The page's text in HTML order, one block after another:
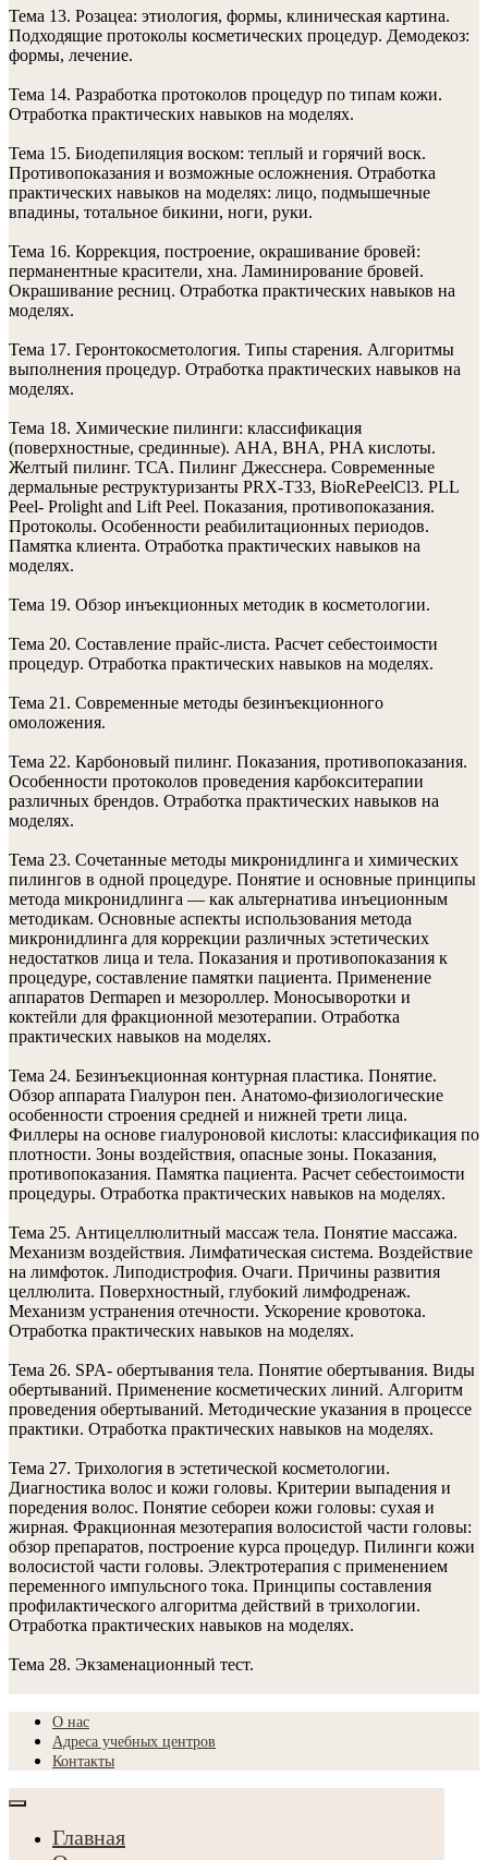
Тема 13. Розацеа: этиология, формы, клиническая картина.
Подходящие протоколы косметических процедур. Демодекоз:
формы, лечение.
Тема 14. Разработка протоколов процедур по типам кожи.
Отработка практических навыков на моделях.
Тема 15. Биодепиляция воском: теплый и горячий воск.
Противопоказания и возможные осложнения. Отработка
практических навыков на моделях: лицо, подмышечные
впадины, тотальное бикини, ноги, руки.
Тема 16. Коррекция, построение, окрашивание бровей:
перманентные красители, хна. Ламинирование бровей.
Окрашивание ресниц. Отработка практических навыков на
моделях.
Тема 17. Геронтокосметология. Типы старения. Алгоритмы
выполнения процедур. Отработка практических навыков на
моделях.
Тема 18. Химические пилинги: классификация
(поверхностные, срединные). АHA, ВHА, PHA кислоты.
Желтый пилинг. ТСА. Пилинг Джесснера. Современные
дермальные реструктуризанты PRX-T33, BioRePeelCl3. PLL
Peel- Prolight and Lift Peel. Показания, противопоказания.
Протоколы. Особенности реабилитационных периодов.
Памятка клиента. Отработка практических навыков на
моделях.
Тема 19. Обзор инъекционных методик в косметологии.
Тема 20. Составление прайс-листа. Расчет себестоимости
процедур. Отработка практических навыков на моделях.
Тема 21. Современные методы безинъекционного
омоложения.
Тема 22. Карбоновый пилинг. Показания, противопоказания.
Особенности протоколов проведения карбокситерапии
различных брендов. Отработка практических навыков на
моделях.
Тема 23. Сочетанные методы микронидлинга и химических
пилингов в одной процедуре. Понятие и основные принципы
метода микронидлинга — как альтернатива инъеционным
методикам. Основные аспекты использования метода
микронидлинга для коррекции различных эстетических
недостатков лица и тела. Показания и противопоказания к
процедуре, составление памятки пациента. Применение
аппаратов Dermapen и мезороллер. Моносыворотки и
коктейли для фракционной мезотерапии. Отработка
практических навыков на моделях.
Тема 24. Безинъекционная контурная пластика. Понятие.
Обзор аппарата Гиалурон пен. Анатомо-физиологические
особенности строения средней и нижней трети лица.
Филлеры на основе гиалуроновой кислоты: классификация по
плотности. Зоны воздействия, опасные зоны. Показания,
противопоказания. Памятка пациента. Расчет себестоимости
процедуры. Отработка практических навыков на моделях.
Тема 25. Антицеллюлитный массаж тела. Понятие массажа.
Механизм воздействия. Лимфатическая система. Воздействие
на лимфоток. Липодистрофия. Очаги. Причины развития
целлюлита. Поверхностный, глубокий лимфодренаж.
Механизм устранения отечности. Ускорение кровотока.
Отработка практических навыков на моделях.
Тема 26. SPA- обертывания тела. Понятие обертывания. Виды
обертываний. Применение косметических линий. Алгоритм
проведения обертываний. Методические указания в процессе
практики. Отработка практических навыков на моделях.
Тема 27. Трихология в эстетической косметологии.
Диагностика волос и кожи головы. Критерии выпадения и
поредения волос. Понятие себореи кожи головы: сухая и
жирная. Фракционная мезотерапия волосистой части головы:
обзор препаратов, построение курса процедур. Пилинги кожи
волосистой части головы. Электротерапия с применением
переменного импульсного тока. Принципы составления
профилактического алгоритма действий в трихологии.
Отработка практических навыков на моделях.
Тема 28. Экзаменационный тест.
О нас
Адреса учебных центров
Контакты
Главная